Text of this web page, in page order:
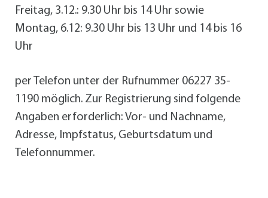
Freitag, 3.12.: 9.30 Uhr bis 14 Uhr sowie
Montag, 6.12: 9.30 Uhr bis 13 Uhr und 14 bis 16
Uhr
per Telefon unter der Rufnummer 06227 35-
1190 möglich. Zur Registrierung sind folgende
Angaben erforderlich: Vor- und Nachname,
Adresse, Impfstatus, Geburtsdatum und
Telefonnummer.